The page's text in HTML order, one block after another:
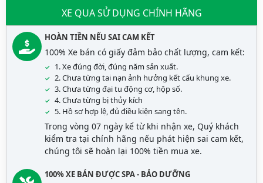
XE QUA SỬ DỤNG CHÍNH HÃNG
HOÀN TIỀN NẾU SAI CAM KẾT
100% Xe bán có giấy đảm bảo chất lượng, cam kết:
1. Xe đúng đời, đúng năm sản xuất.
2. Chưa từng tai nạn ảnh hưởng kết cấu khung xe.
3. Chưa từng đại tu động cơ, hộp số.
4. Chưa từng bị thủy kích
5. Hồ sơ hợp lệ, đủ điều kiện sang tên.
Trong vòng 07 ngày kể từ khi nhận xe, Quý khách
kiểm tra tại chính hãng nếu phát hiện sai cam kết,
chúng tôi sẽ hoàn lại 100% tiền mua xe.
100% XE BÁN ĐƯỢC SPA - BẢO DƯỠNG